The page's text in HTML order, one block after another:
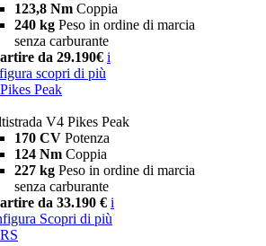
123,8 Nm Coppia
240 kg Peso in ordine di marcia
senza carburante
da 29.190€ i
scopri di più
Peak
V4 Pikes Peak
170 CV Potenza
124 Nm Coppia
227 kg Peso in ordine di marcia
senza carburante
da 33.190 € i
Scopri di più